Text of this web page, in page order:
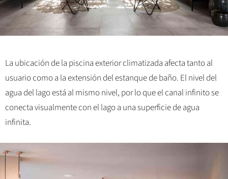
La ubicación de la piscina exterior climatizada afecta tanto al
usuario como a la extensión del estanque de baño. El nivel del
agua del lago está al mismo nivel, por lo que el canal infinito se
conecta visualmente con el lago a una superficie de agua
infinita.